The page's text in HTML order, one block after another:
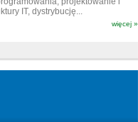
IT, dystrybucję...
więcej »